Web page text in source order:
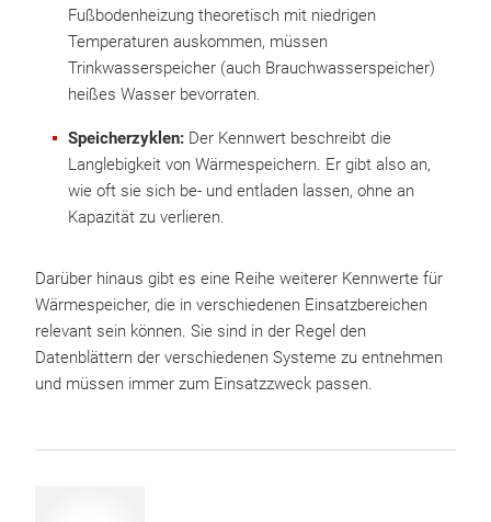
Fußbodenheizung theoretisch mit niedrigen
Temperaturen auskommen, müssen
Trinkwasserspeicher (auch Brauchwasserspeicher)
heißes Wasser bevorraten.
Speicherzyklen: Der Kennwert beschreibt die
Langlebigkeit von Wärmespeichern. Er gibt also an,
wie oft sie sich be- und entladen lassen, ohne an
Kapazität zu verlieren.
Darüber hinaus gibt es eine Reihe weiterer Kennwerte für
Wärmespeicher, die in verschiedenen Einsatzbereichen
relevant sein können. Sie sind in der Regel den
Datenblättern der verschiedenen Systeme zu entnehmen
und müssen immer zum Einsatzzweck passen.